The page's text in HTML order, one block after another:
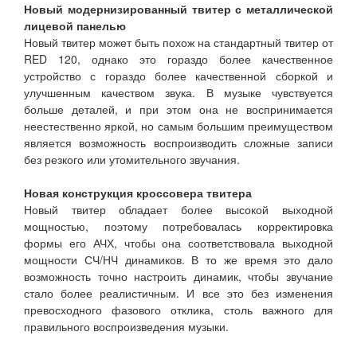
Новый модернизированный твитер с металлической
лицевой панелью
Новый твитер может быть похож на стандартный твитер от
RED 120, однако это гораздо более качественное
устройство с гораздо более качественной сборкой и
улучшенным качеством звука. В музыке чувствуется
больше деталей, и при этом она не воспринимается
неестественно яркой, но самым большим преимуществом
является возможность воспроизводить сложные записи
без резкого или утомительного звучания.
Новая конструкция кроссовера твитера
Новый твитер обладает более высокой выходной
мощностью, поэтому потребовалась корректировка
формы его АЧХ, чтобы она соответствовала выходной
мощности СЧ/НЧ динамиков. В то же время это дало
возможность точно настроить динамик, чтобы звучание
стало более реалистичным. И все это без изменения
превосходного фазового отклика, столь важного для
правильного воспроизведения музыки.